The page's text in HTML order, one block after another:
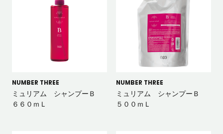
NUMBER THREE
ミュリアム シャンプーＢ
６６０ｍＬ
NUMBER THREE
ミュリアム シャンプーＢ
５００ｍＬ